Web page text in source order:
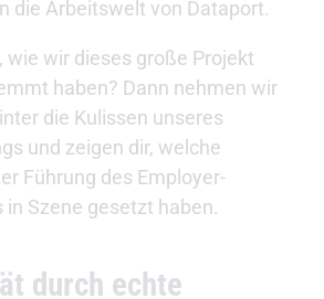
die Arbeitswelt von Dataport.
wie wir dieses große Projekt
haben? Dann nehmen wir
die Kulissen unseres
und zeigen dir, welche
Führung des Employer-
in Szene gesetzt haben.
durch echte